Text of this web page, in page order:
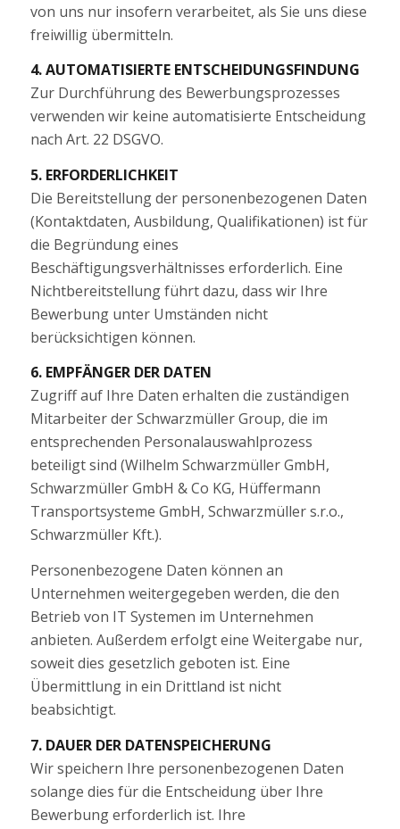
von uns nur insofern verarbeitet, als Sie uns diese
freiwillig übermitteln.
4. AUTOMATISIERTE ENTSCHEIDUNGSFINDUNG
Zur Durchführung des Bewerbungsprozesses
verwenden wir keine automatisierte Entscheidung
nach Art. 22 DSGVO.
5. ERFORDERLICHKEIT
Die Bereitstellung der personenbezogenen Daten
(Kontaktdaten, Ausbildung, Qualifikationen) ist für
die Begründung eines
Beschäftigungsverhältnisses erforderlich. Eine
Nichtbereitstellung führt dazu, dass wir Ihre
Bewerbung unter Umständen nicht
berücksichtigen können.
6. EMPFÄNGER DER DATEN
Zugriff auf Ihre Daten erhalten die zuständigen
Mitarbeiter der Schwarzmüller Group, die im
entsprechenden Personalauswahlprozess
beteiligt sind (Wilhelm Schwarzmüller GmbH,
Schwarzmüller GmbH & Co KG, Hüffermann
Transportsysteme GmbH, Schwarzmüller s.r.o.,
Schwarzmüller Kft.).
Personenbezogene Daten können an
Unternehmen weitergegeben werden, die den
Betrieb von IT Systemen im Unternehmen
anbieten. Außerdem erfolgt eine Weitergabe nur,
soweit dies gesetzlich geboten ist. Eine
Übermittlung in ein Drittland ist nicht
beabsichtigt.
7. DAUER DER DATENSPEICHERUNG
Wir speichern Ihre personenbezogenen Daten
solange dies für die Entscheidung über Ihre
Bewerbung erforderlich ist. Ihre